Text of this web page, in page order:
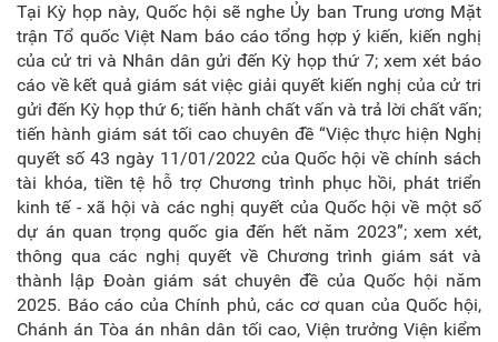
Tại Kỳ họp này, Quốc hội sẽ nghe Ủy ban Trung ương Mặt
trận Tổ quốc Việt Nam báo cáo tổng hợp ý kiến, kiến nghị
của cử tri và Nhân dân gửi đến Kỳ họp thứ 7; xem xét báo
cáo về kết quả giám sát việc giải quyết kiến nghị của cử tri
gửi đến Kỳ họp thứ 6; tiến hành chất vấn và trả lời chất vấn;
tiến hành giám sát tối cao chuyên đề “Việc thực hiện Nghị
quyết số 43 ngày 11/01/2022 của Quốc hội về chính sách
tài khóa, tiền tệ hỗ trợ Chương trình phục hồi, phát triển
kinh tế - xã hội và các nghị quyết của Quốc hội về một số
dự án quan trọng quốc gia đến hết năm 2023”; xem xét,
thông qua các nghị quyết về Chương trình giám sát và
thành lập Đoàn giám sát chuyên đề của Quốc hội năm
2025. Báo cáo của Chính phủ, các cơ quan của Quốc hội,
Chánh án Tòa án nhân dân tối cao, Viện trưởng Viện kiểm